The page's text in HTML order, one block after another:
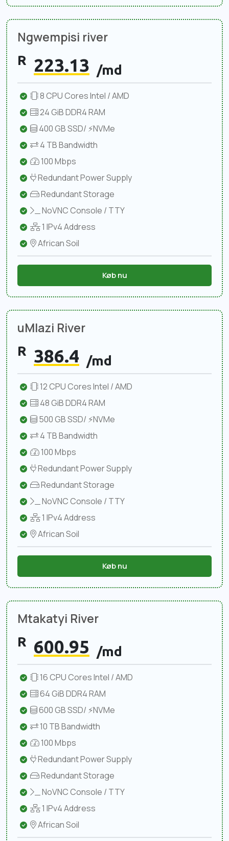
Ngwempisi river
R 223.13 /md
8 CPU Cores Intel / AMD
24 GiB DDR4 RAM
400 GB SSD/ ⚡NVMe
4 TB Bandwidth
100 Mbps
Redundant Power Supply
Redundant Storage
NoVNC Console / TTY
1 IPv4 Address
African Soil
Køb nu
uMlazi River
R 386.4 /md
12 CPU Cores Intel / AMD
48 GiB DDR4 RAM
500 GB SSD/ ⚡NVMe
4 TB Bandwidth
100 Mbps
Redundant Power Supply
Redundant Storage
NoVNC Console / TTY
1 IPv4 Address
African Soil
Køb nu
Mtakatyi River
R 600.95 /md
16 CPU Cores Intel / AMD
64 GiB DDR4 RAM
600 GB SSD/ ⚡NVMe
10 TB Bandwidth
100 Mbps
Redundant Power Supply
Redundant Storage
NoVNC Console / TTY
1 IPv4 Address
African Soil